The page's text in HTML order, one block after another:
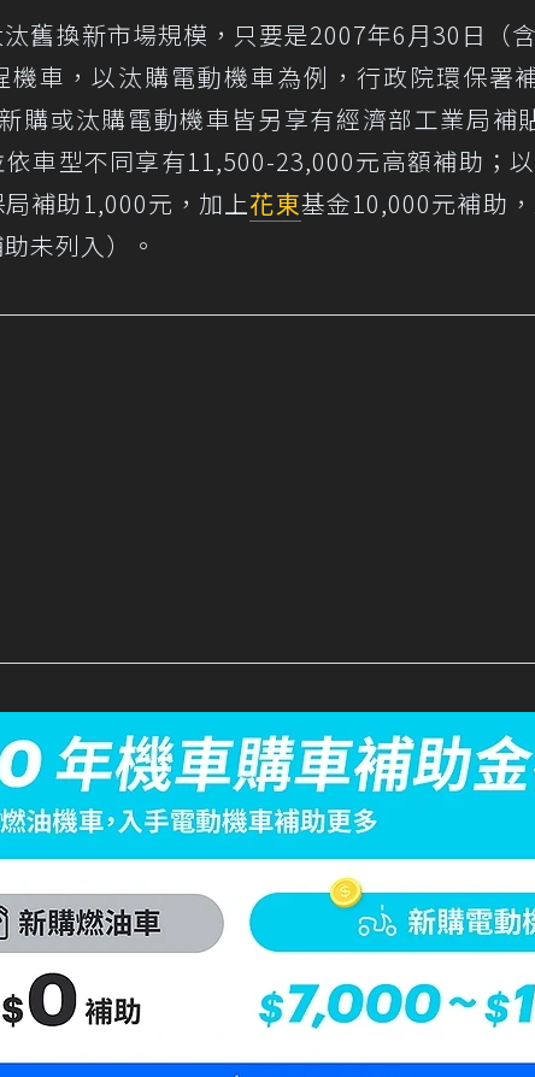
舊換新市場規模，只要是2007年6月30日（
機車，以汰購電動機車為例，行政院環保署
購或汰購電動機車皆另享有經濟部工業局補
車型不同享有11,500-23,000元高額補助；
補助1,000元，加上花東基金10,000元補助
未列入）。